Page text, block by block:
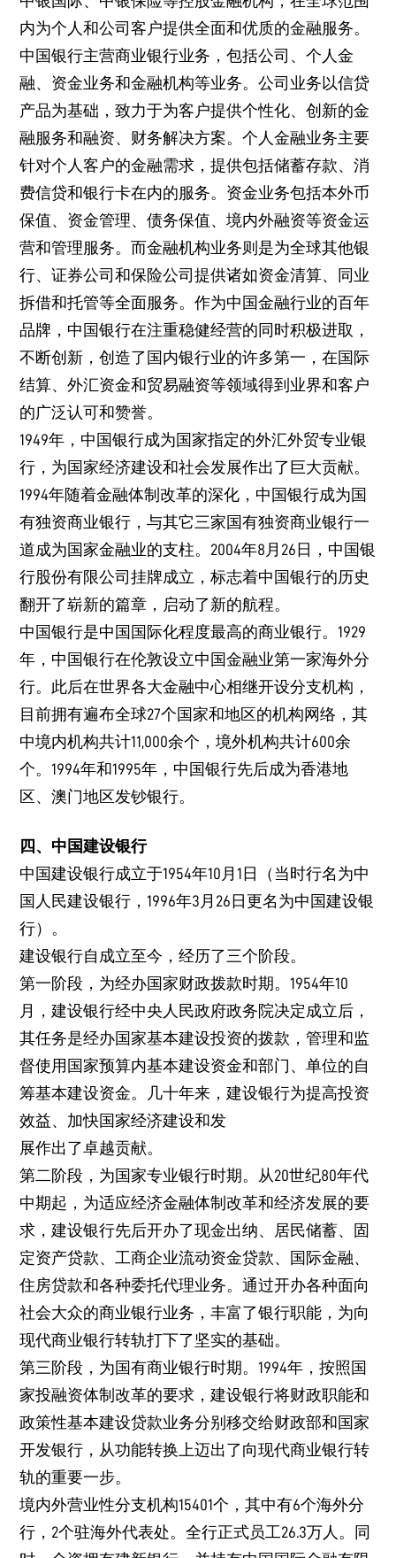
内为个人和公司客户提供全面和优质的金融服务。
中国银行主营商业银行业务，包括公司、个人金
融、资金业务和金融机构等业务。公司业务以信贷
产品为基础，致力于为客户提供个性化、创新的金
融服务和融资、财务解决方案。个人金融业务主要
针对个人客户的金融需求，提供包括储蓄存款、消
费信贷和银行卡在内的服务。资金业务包括本外币
保值、资金管理、债务保值、境内外融资等资金运
营和管理服务。而金融机构业务则是为全球其他银
行、证券公司和保险公司提供诸如资金清算、同业
拆借和托管等全面服务。作为中国金融行业的百年
品牌，中国银行在注重稳健经营的同时积极进取，
不断创新，创造了国内银行业的许多第一，在国际
结算、外汇资金和贸易融资等领域得到业界和客户
的广泛认可和赞誉。
1949年，中国银行成为国家指定的外汇外贸专业银
行，为国家经济建设和社会发展作出了巨大贡献。
1994年随着金融体制改革的深化，中国银行成为国
有独资商业银行，与其它三家国有独资商业银行一
道成为国家金融业的支柱。2004年8月26日，中国银
行股份有限公司挂牌成立，标志着中国银行的历史
翻开了崭新的篇章，启动了新的航程。
中国银行是中国国际化程度最高的商业银行。1929
年，中国银行在伦敦设立中国金融业第一家海外分
行。此后在世界各大金融中心相继开设分支机构，
目前拥有遍布全球27个国家和地区的机构网络，其
中境内机构共计11,000余个，境外机构共计600余
个。1994年和1995年，中国银行先后成为香港地
区、澳门地区发钞银行。
四、中国建设银行
中国建设银行成立于1954年10月1日（当时行名为中
国人民建设银行，1996年3月26日更名为中国建设银
行）。
建设银行自成立至今，经历了三个阶段。
第一阶段，为经办国家财政拨款时期。1954年10
月，建设银行经中央人民政府政务院决定成立后，
其任务是经办国家基本建设投资的拨款，管理和监
督使用国家预算内基本建设资金和部门、单位的自
筹基本建设资金。几十年来，建设银行为提高投资
效益、加快国家经济建设和发
展作出了卓越贡献。
第二阶段，为国家专业银行时期。从20世纪80年代
中期起，为适应经济金融体制改革和经济发展的要
求，建设银行先后开办了现金出纳、居民储蓄、固
定资产贷款、工商企业流动资金贷款、国际金融、
住房贷款和各种委托代理业务。通过开办各种面向
社会大众的商业银行业务，丰富了银行职能，为向
现代商业银行转轨打下了坚实的基础。
第三阶段，为国有商业银行时期。1994年，按照国
家投融资体制改革的要求，建设银行将财政职能和
政策性基本建设贷款业务分别移交给财政部和国家
开发银行，从功能转换上迈出了向现代商业银行转
轨的重要一步。
境内外营业性分支机构15401个，其中有6个海外分
行，2个驻海外代表处。全行正式员工26.3万人。同